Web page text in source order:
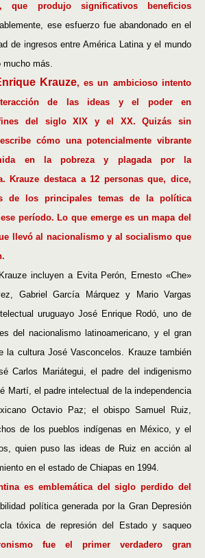
que produjo significativos beneficios
ese esfuerzo fue abandonado en el
de ingresos entre América Latina y el mundo
mucho más.
Krauze, es un ambicioso intento
de las ideas y el poder en
fines del siglo XIX y el XX. Quizás sin
cómo una potencialmente vibrante
en la pobreza y plagada por la
Krauze destaca a 12 personas que, dice,
de los principales temas de la política
período. Lo que emerge es un mapa del
llevó al nacionalismo y al socialismo que
incluyen a Evita Perón, Ernesto «Che»
Gabriel García Márquez y Mario Vargas
uruguayo José Enrique Rodó, uno de
del nacionalismo latinoamericano, y el gran
la cultura José Vasconcelos. Krauze también
Carlos Mariátegui, el padre del indigenismo
Martí, el padre intelectual de la independencia
Octavio Paz; el obispo Samuel Ruiz,
de los pueblos indígenas en México, y el
quien puso las ideas de Ruiz en acción al
en el estado de Chiapas en 1994.
es emblemática del siglo perdido del
política generada por la Gran Depresión
tóxica de represión del Estado y saqueo
fue el primer verdadero gran